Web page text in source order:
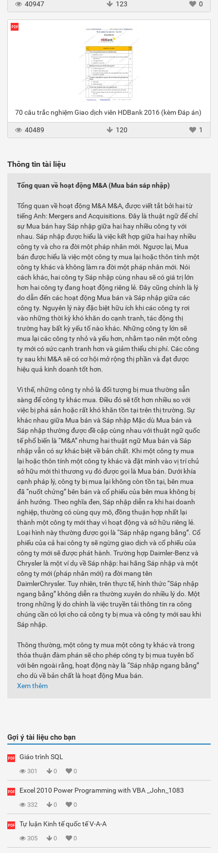
40947 123 0
70 câu trắc nghiệm Giao dịch viên HDBank 2016 (kèm Đáp án)
40489 120 1
Thông tin tài liệu
Tổng quan về hoạt động M&A (Mua bán sáp nhập)
Tổng quan về hoạt động M&A M&A, được viết tắt bởi hai từ
tiếng Anh: Mergers and Acquisitions. Đây là thuật ngữ để chỉ
sự Mua bán hay Sáp nhập giữa hai hay nhiều công ty với
nhau. Sáp nhập được hiểu là việc kết hợp giữa hai hay nhiều
công ty và cho ra đời một pháp nhân mới. Ngược lại, Mua
bán được hiểu là việc một công ty mua lại hoặc thôn tính một
công ty khác và không làm ra đời một pháp nhân mới. Nói
cách khác, hai công ty Sáp nhập cùng nhau sẽ có giá trị lớn
hơn hai công ty đang hoạt động riêng lẻ. Đây cũng chính là lý
do dẫn đến các hoạt động Mua bán và Sáp nhập giữa các
công ty. Nguyên lý này đặc biệt hữu ích khi các công ty rơi
vào những thời kỳ khó khăn do cạnh tranh, tác động thị
trường hay bất kỳ yếu tố nào khác. Những công ty lớn sẽ
mua lại các công ty nhỏ và yếu hơn, nhằm tạo nên một công
ty mới có sức cạnh tranh hơn và giảm thiểu chi phí. Các công
ty sau khi M&A sẽ có cơ hội mở rộng thị phần và đạt được
hiệu quả kinh doanh tốt hơn.
Vì thế, những công ty nhỏ là đối tượng bị mua thường sẵn
sàng để công ty khác mua. Điều đó sẽ tốt hơn nhiều so với
việc bị phá sản hoặc rất khó khăn tồn tại trên thị trường. Sự
khác nhau giữa Mua bán và Sáp nhập Mặc dù Mua bán và
Sáp nhập thường được đề cập cùng nhau với thuật ngữ quốc
tế phổ biến là “M&A” nhưng hai thuật ngữ Mua bán và Sáp
nhập vẫn có sự khác biệt về bản chất. Khi một công ty mua
lại hoặc thôn tính một công ty khác và đặt mình vào vị trí chủ
sở hữu mới thì thương vụ đó được gọi là Mua bán. Dưới khía
cạnh pháp lý, công ty bị mua lại không còn tồn tại, bên mua
đã “nuốt chửng” bên bán và cổ phiếu của bên mua không bị
ảnh hưởng. Theo nghĩa đen, Sáp nhập diễn ra khi hai doanh
nghiệp, thường có cùng quy mô, đồng thuận hợp nhất lại
thành một công ty mới thay vì hoạt động và sở hữu riêng lẻ.
Loại hình này thường được gọi là “Sáp nhập ngang bằng”. Cổ
phiếu của cả hai công ty sẽ ngừng giao dịch và cổ phiếu của
công ty mới sẽ được phát hành. Trường hợp Daimler-Benz và
Chrysler là một ví dụ về Sáp nhập: hai hãng Sáp nhập và một
công ty mới (pháp nhân mới) ra đời mang tên
DaimlerChrysler. Tuy nhiên, trên thực tế, hình thức “Sáp nhập
ngang bằng” không diễn ra thường xuyên do nhiều lý do. Một
trong những lý do chính là việc truyền tải thông tin ra công
chúng cần có lợi cho cả công ty bị mua và công ty mới sau khi
Sáp nhập.
Thông thường, một công ty mua một công ty khác và trong
thỏa thuận đàm phán sẽ cho phép công ty bị mua tuyên bố
với bên ngoài rằng, hoạt động này là “Sáp nhập ngang bằng”
cho dù về bản chất là hoạt động Mua bán.
Xem thêm
Gợi ý tài liệu cho bạn
Giáo trình SQL
301 0 0
Excel 2010 Power Programming with VBA _John_1083
332 0 0
Tự luận Kinh tế quốc tế V-A-A
305 0 0